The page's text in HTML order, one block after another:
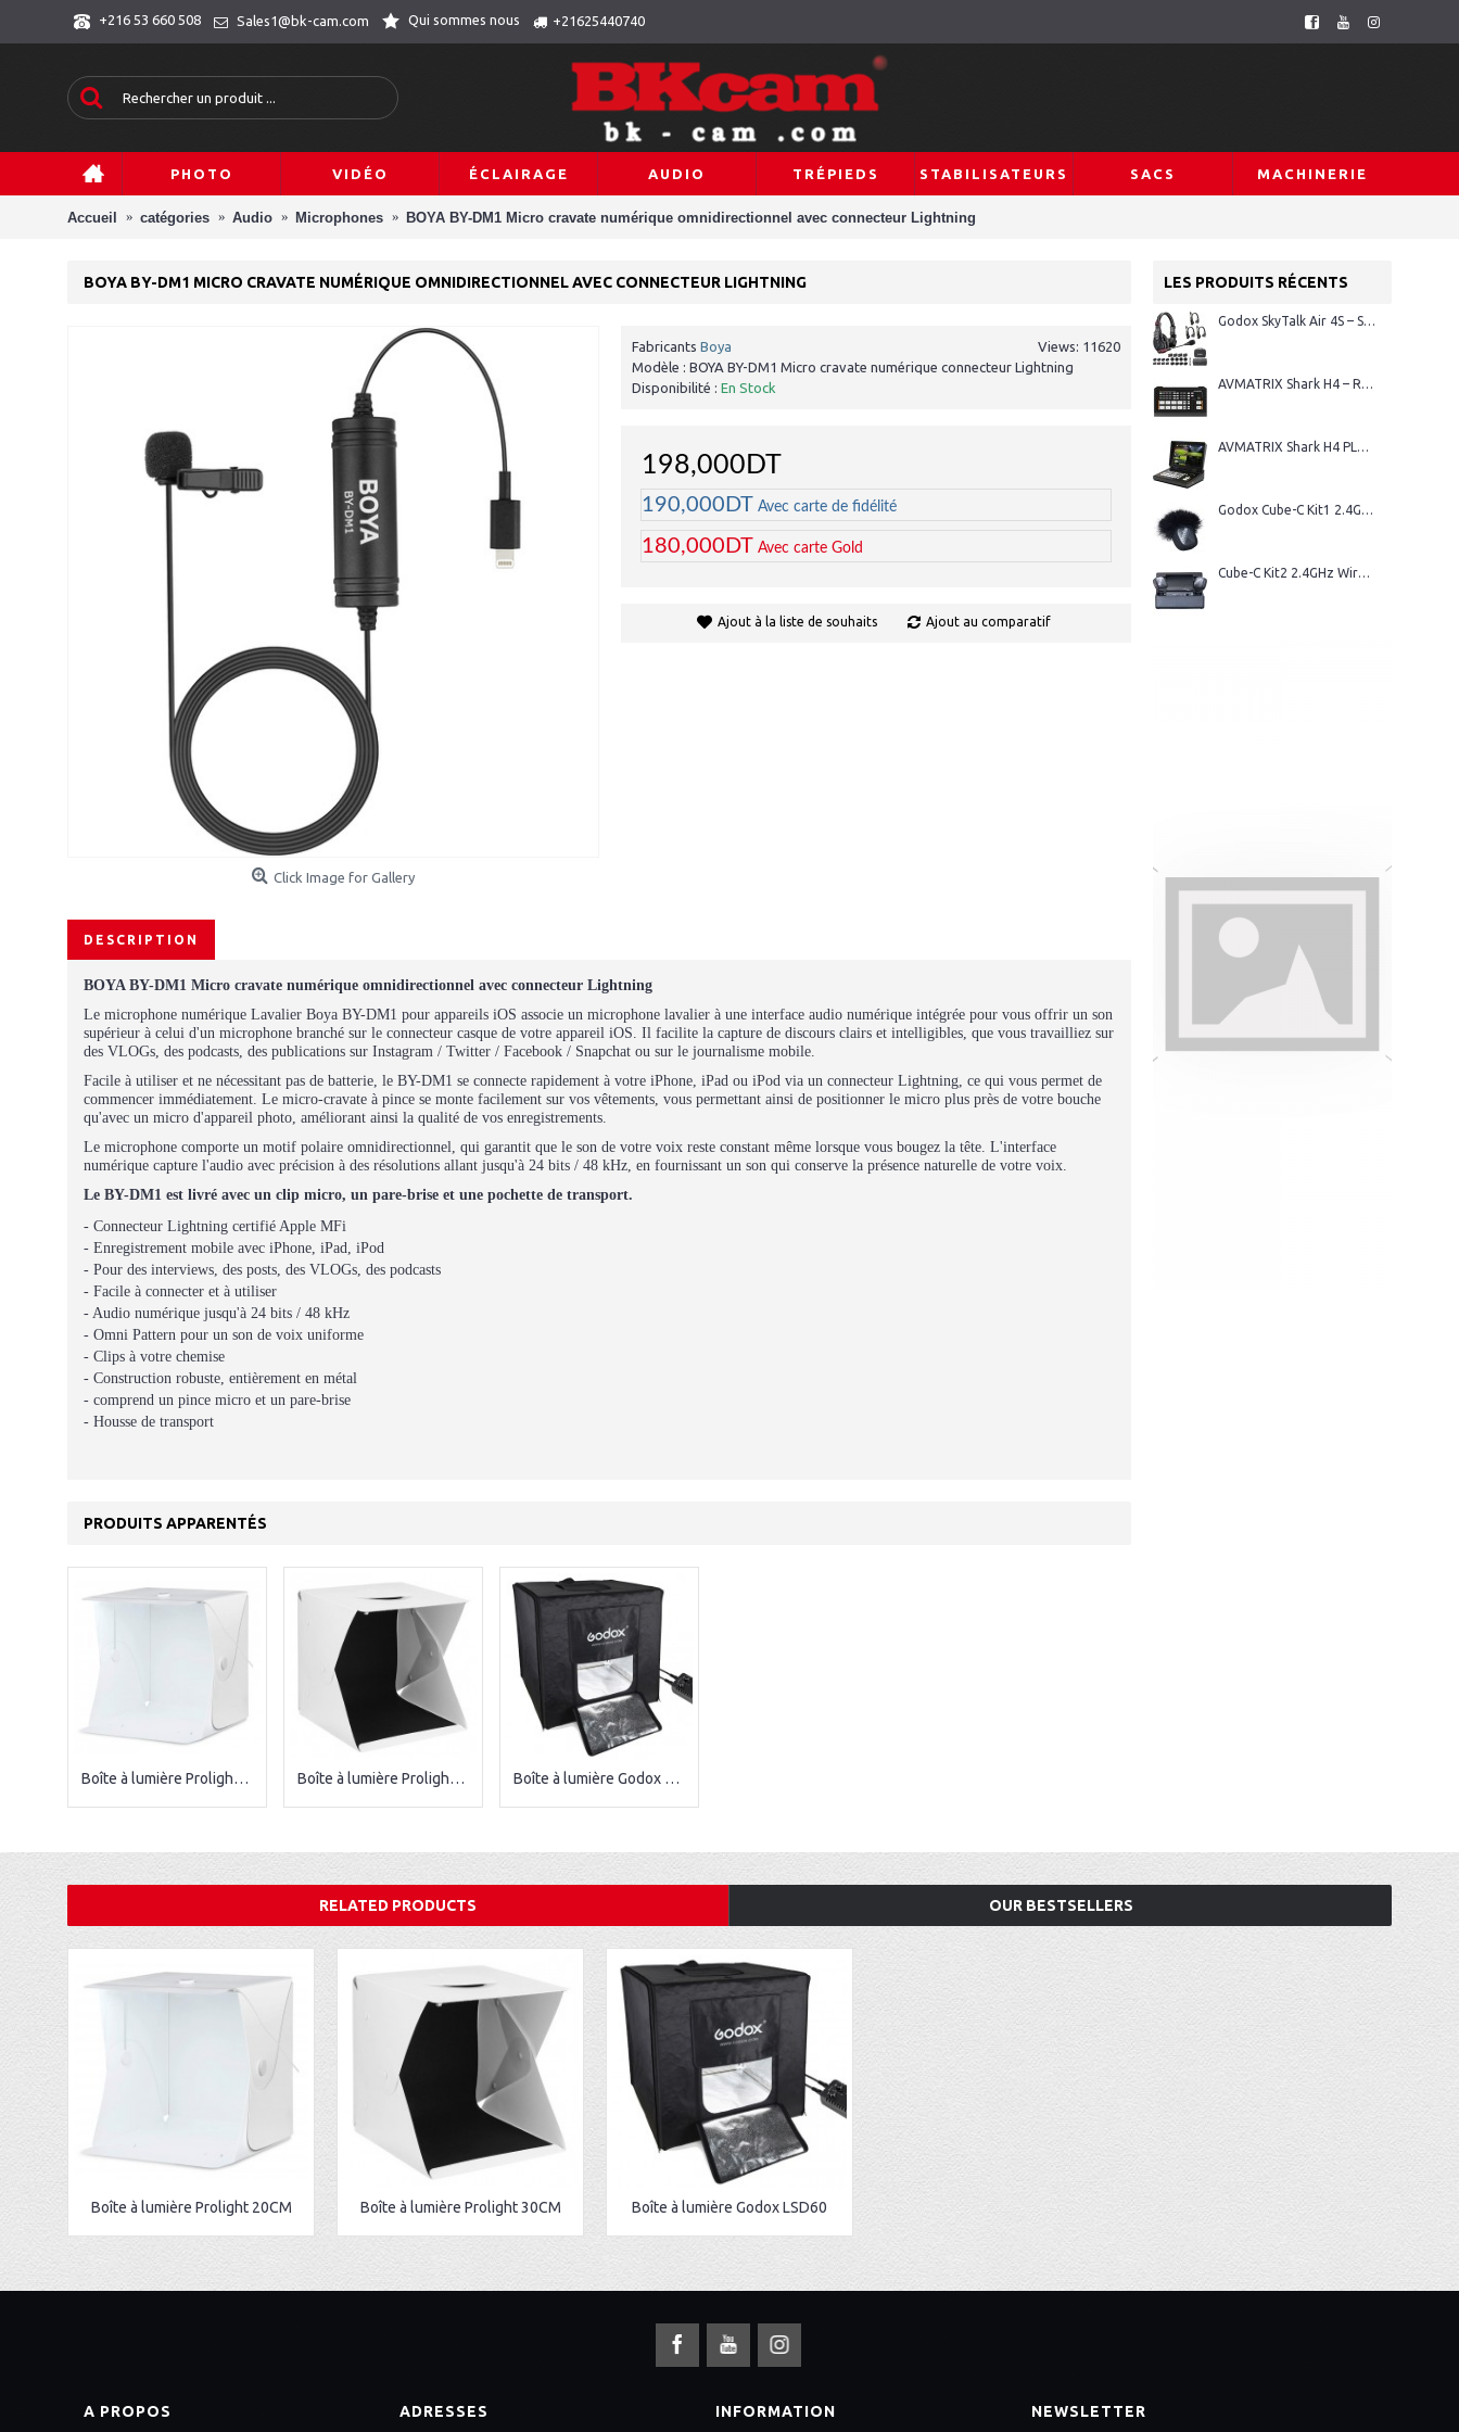
+216 53 660 508 Sales1@bk-cam.com Qui sommes nous +21625440740
PHOTO VIDÉO ÉCLAIRAGE AUDIO TRÉPIEDS STABILISATEURS SACS MACHINERIE
Accueil catégories Audio Microphones BOYA BY-DM1 Micro cravate numérique omnidirectionnel avec connecteur Lightning
LES PRODUITS RÉCENTS
Godox SkyTalk Air 4S – Système d’intercom sans fil Full-Duplex
AVMATRIX Shark H4 – Régie vidéo HDMI 4 canaux
AVMATRIX Shark H4 PLUS – Régie vidéo HDMI 4 canaux
Godox Cube-C Kit1 2.4GHz Wireless Microphone
Cube-C Kit2 2.4GHz Wireless Microphone
BOYA BY-DM1 MICRO CRAVATE NUMÉRIQUE OMNIDIRECTIONNEL AVEC CONNECTEUR LIGHTNING
Click Image for Gallery
Views: 11620
Fabricants Boya
Modèle : BOYA BY-DM1 Micro cravate numérique connecteur Lightning
Disponibilité : En Stock
198,000DT
190,000DT Avec carte de fidélité
180,000DT Avec carte Gold
Ajout à la liste de souhaits Ajout au comparatif
DESCRIPTION
BOYA BY-DM1 Micro cravate numérique omnidirectionnel avec connecteur Lightning
Le microphone numérique Lavalier Boya BY-DM1 pour appareils iOS associe un microphone lavalier à une interface audio numérique intégrée pour vous offrir un son
supérieur à celui d'un microphone branché sur le connecteur casque de votre appareil iOS. Il facilite la capture de discours clairs et intelligibles, que vous travailliez sur
des VLOGs, des podcasts, des publications sur Instagram / Twitter / Facebook / Snapchat ou sur le journalisme mobile.
Facile à utiliser et ne nécessitant pas de batterie, le BY-DM1 se connecte rapidement à votre iPhone, iPad ou iPod via un connecteur Lightning, ce qui vous permet de
commencer immédiatement. Le micro-cravate à pince se monte facilement sur vos vêtements, vous permettant ainsi de positionner le micro plus près de votre bouche
qu'avec un micro d'appareil photo, améliorant ainsi la qualité de vos enregistrements.
Le microphone comporte un motif polaire omnidirectionnel, qui garantit que le son de votre voix reste constant même lorsque vous bougez la tête. L'interface
numérique capture l'audio avec précision à des résolutions allant jusqu'à 24 bits / 48 kHz, en fournissant un son qui conserve la présence naturelle de votre voix.
Le BY-DM1 est livré avec un clip micro, un pare-brise et une pochette de transport.
- Connecteur Lightning certifié Apple MFi
- Enregistrement mobile avec iPhone, iPad, iPod
- Pour des interviews, des posts, des VLOGs, des podcasts
- Facile à connecter et à utiliser
- Audio numérique jusqu'à 24 bits / 48 kHz
- Omni Pattern pour un son de voix uniforme
- Clips à votre chemise
- Construction robuste, entièrement en métal
- comprend un pince micro et un pare-brise
- Housse de transport
PRODUITS APPARENTÉS
Boîte à lumière Prolight 20CM Boîte à lumière Prolight 30CM Boîte à lumière Godox LSD60
RELATED PRODUCTS OUR BESTSELLERS
Boîte à lumière Prolight 20CM Boîte à lumière Prolight 30CM Boîte à lumière Godox LSD60
A PROPOS ADRESSES INFORMATION NEWSLETTER